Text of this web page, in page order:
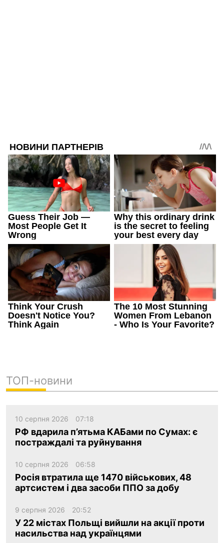
ТОП-новини
10 серпня 2026 07:18
РФ вдарила п’ятьма КАБами по Сумах: є
постраждалі та руйнування
10 серпня 2026 06:58
Росія втратила ще 1470 військових, 48
артсистем і два засоби ППО за добу
9 серпня 2026 20:52
У 22 містах Польщі вийшли на акції проти
насильства над українцями